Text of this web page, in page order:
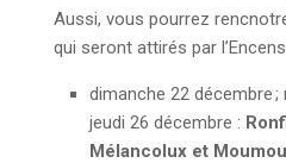
Aussi, vous pourrez
qui seront attirés par
dimanche 22 décembre
jeudi 26 décembre :
Mélancolux et